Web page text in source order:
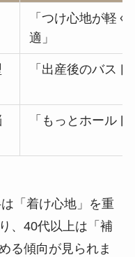
「つけ心地が軽
適」
「出産後のバス
「もっとホール
「着け心地」を重
、40代以上は「補
る傾向が見られま